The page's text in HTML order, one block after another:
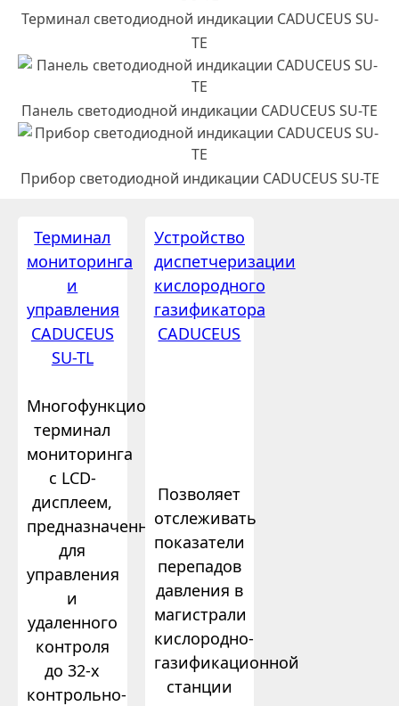
Терминал светодиодной индикации CADUCEUS SU-
TE
Панель светодиодной индикации CADUCEUS SU-TE
Прибор светодиодной индикации CADUCEUS SU-TE
Терминал
мониторинга
и
управления
CADUCEUS
SU-TL
Многофункциональный
терминал
мониторинга
с LCD-
дисплеем,
предназначенный
для
управления
и
удаленного
контроля
до 32-х
контрольно-
Устройство
диспетчеризации
кислородного
газификатора
CADUCEUS
Позволяет
отслеживать
показатели
перепадов
давления в
магистрали
кислородно-
газификационной
станции